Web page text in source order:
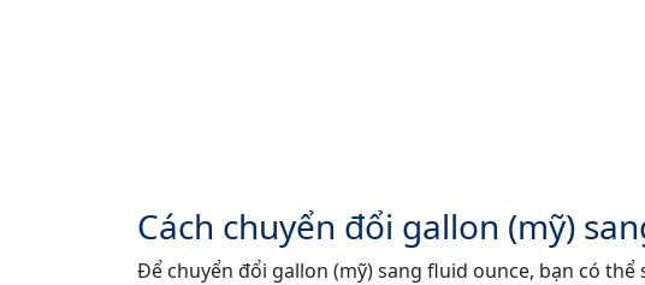
Cách chuyển đổi gallon (mỹ)
Để chuyển đổi gallon (mỹ) sang fluid ounce, bạn có